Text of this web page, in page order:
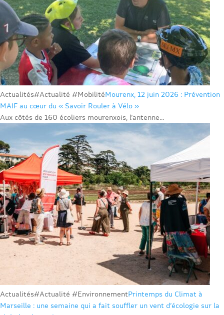
Actualités#Actualité #MobilitéMourenx, 12 juin 2026 : Prévention
MAIF au cœur du « Savoir Rouler à Vélo »
Aux côtés de 160 écoliers mourenxois, l’antenne...
Actualités#Actualité #EnvironnementPrintemps du Climat à
Marseille : une semaine qui a fait souffler un vent d’écologie sur la